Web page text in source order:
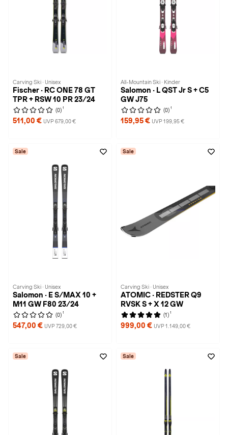
Carving Ski · Unisex
Fischer · RC ONE 78 GT
TPR + RSW 10 PR 23/24
(0) 1
511,00 € UVP 679,00 €
All-Mountain Ski · Kinder
Salomon · L QST Jr S + C5
GW J75
(0) 1
159,95 € UVP 199,95 €
Sale
Carving Ski · Unisex
Salomon · E S/MAX 10 +
M11 GW F80 23/24
(0) 1
547,00 € UVP 729,00 €
Sale
Carving Ski · Unisex
ATOMIC · REDSTER Q9
RVSK S + X 12 GW
(1) 1
999,00 € UVP 1.149,00 €
Sale Sale